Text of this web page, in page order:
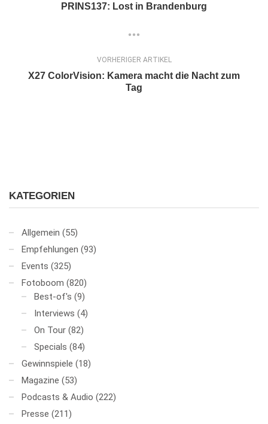
PRINS137: Lost in Brandenburg
VORHERIGER ARTIKEL
X27 ColorVision: Kamera macht die Nacht zum
Tag
KATEGORIEN
Allgemein (55)
Empfehlungen (93)
Events (325)
Fotoboom (820)
Best-of's (9)
Interviews (4)
On Tour (82)
Specials (84)
Gewinnspiele (18)
Magazine (53)
Podcasts & Audio (222)
Presse (211)